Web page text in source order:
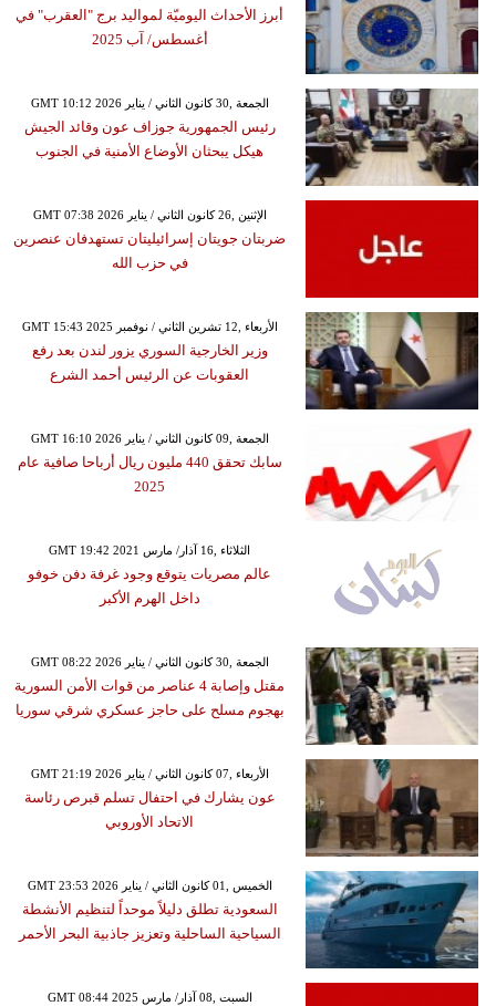
أبرز الأحداث اليوميّة لمواليد برج "العقرب" في
أغسطس/ آب 2025
GMT 10:12 2026 الجمعة ,30 كانون الثاني / يناير
رئيس الجمهورية جوزاف عون وقائد الجيش
هيكل يبحثان الأوضاع الأمنية في الجنوب
GMT 07:38 2026 الإثنين ,26 كانون الثاني / يناير
ضربتان جويتان إسرائيليتان تستهدفان عنصرين
في حزب الله
GMT 15:43 2025 الأربعاء ,12 تشرين الثاني / نوفمبر
وزير الخارجية السوري يزور لندن بعد رفع
العقوبات عن الرئيس أحمد الشرع
GMT 16:10 2026 الجمعة ,09 كانون الثاني / يناير
سابك تحقق 440 مليون ريال أرباحا صافية عام
2025
GMT 19:42 2021 الثلاثاء ,16 آذار/ مارس
عالم مصريات يتوقع وجود غرفة دفن خوفو
داخل الهرم الأكبر
GMT 08:22 2026 الجمعة ,30 كانون الثاني / يناير
مقتل وإصابة 4 عناصر من قوات الأمن السورية
بهجوم مسلح على حاجز عسكري شرقي سوريا
GMT 21:19 2026 الأربعاء ,07 كانون الثاني / يناير
عون يشارك في احتفال تسلم قبرص رئاسة
الاتحاد الأوروبي
GMT 23:53 2026 الخميس ,01 كانون الثاني / يناير
السعودية تطلق دليلاً موحداً لتنظيم الأنشطة
السياحية الساحلية وتعزيز جاذبية البحر الأحمر
GMT 08:44 2025 السبت ,08 آذار/ مارس